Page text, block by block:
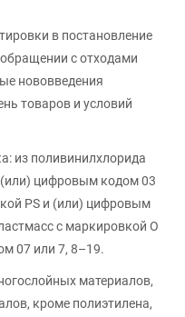
в постановление
с отходами
нововведения
товаров и условий
из поливинилхлорида
цифровым кодом 03
PS и (или) цифровым
с маркировкой O
07 или 7, 8–19.
материалов,
кроме полиэтилена,